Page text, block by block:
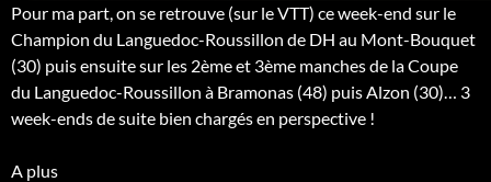
Pour ma part, on se retrouve (sur le VTT) ce week-end sur le
Champion du Languedoc-Roussillon de DH au Mont-Bouquet
(30) puis ensuite sur les 2ème et 3ème manches de la Coupe
du Languedoc-Roussillon à Bramonas (48) puis Alzon (30)… 3
week-ends de suite bien chargés en perspective !
A plus